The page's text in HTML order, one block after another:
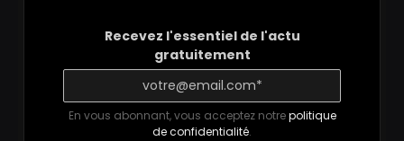
Recevez l'essentiel de l'actu
gratuitement
En vous abonnant, vous acceptez notrepolitique
de confidentialité.